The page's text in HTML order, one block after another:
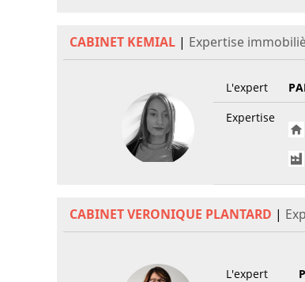
CABINET KEMIAL | Expertise
L'expert
Expertise
CABINET VERONIQUE PLANTARD |
L'expert